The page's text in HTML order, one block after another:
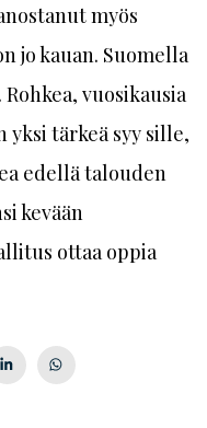
myös
jo kauan. Suomella
vuosikausia
tärkeä syy sille,
edellä talouden
kevään
ottaa oppia